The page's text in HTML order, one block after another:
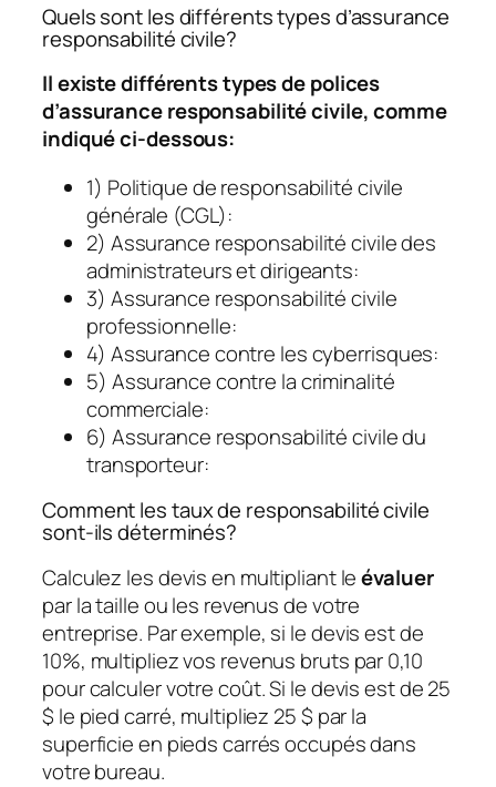
Quels sont les différents types d’assurance
responsabilité civile?
Il existe différents types de polices
d’assurance responsabilité civile, comme
indiqué ci-dessous:
1) Politique de responsabilité civile
générale (CGL):
2) Assurance responsabilité civile des
administrateurs et dirigeants:
3) Assurance responsabilité civile
professionnelle:
4) Assurance contre les cyberrisques:
5) Assurance contre la criminalité
commerciale:
6) Assurance responsabilité civile du
transporteur:
Comment les taux de responsabilité civile
sont-ils déterminés?
Calculez les devis en multipliant leévaluer
par la taille ou les revenus de votre
entreprise. Par exemple, si le devis est de
10%, multipliez vos revenus bruts par 0,10
pour calculer votre coût. Si le devis est de 25
$ le pied carré, multipliez 25 $ par la
superficie en pieds carrés occupés dans
votre bureau.